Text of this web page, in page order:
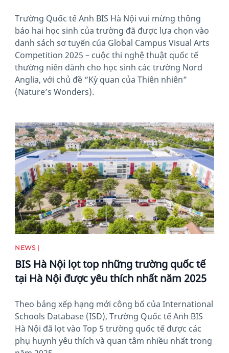
Trường Quốc tế Anh BIS Hà Nội vui mừng thông
báo hai học sinh của trường đã được lựa chọn vào
danh sách sơ tuyển của Global Campus Visual Arts
Competition 2025 – cuộc thi nghệ thuật quốc tế
thường niên dành cho học sinh các trường Nord
Anglia, với chủ đề “Kỳ quan của Thiên nhiên”
(Nature’s Wonders).
News image
NEWS |
BIS Hà Nội lọt top những trường quốc tế
tại Hà Nội được yêu thích nhất năm 2025
Theo bảng xếp hạng mới công bố của International
Schools Database (ISD), Trường Quốc tế Anh BIS
Hà Nội đã lọt vào Top 5 trường quốc tế được các
phụ huynh yêu thích và quan tâm nhiều nhất trong